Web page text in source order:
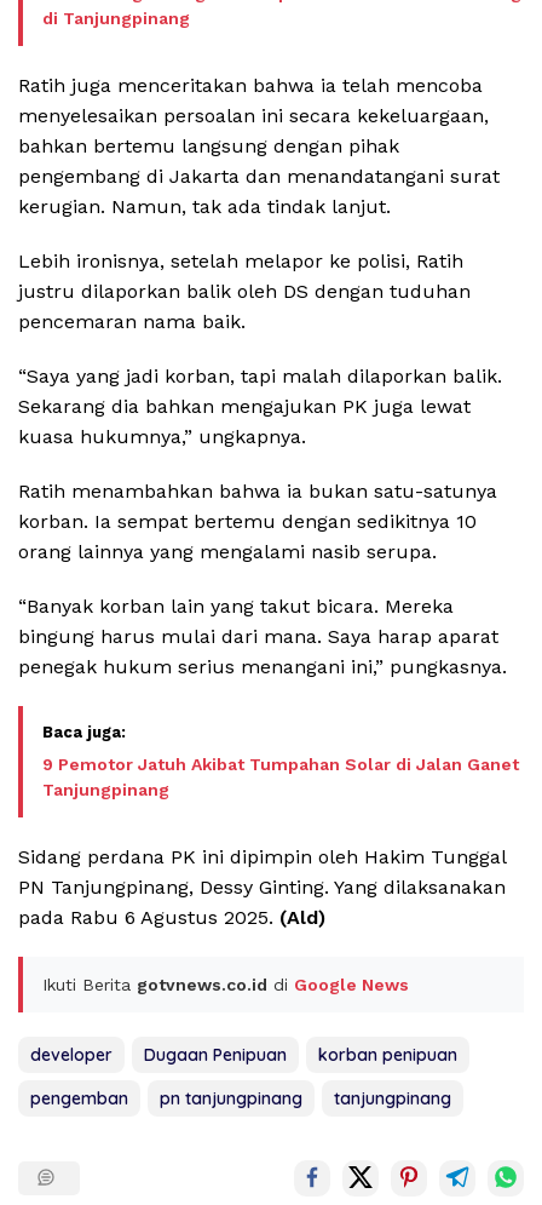
di Tanjungpinang
Ratih juga menceritakan bahwa ia telah mencoba
menyelesaikan persoalan ini secara kekeluargaan,
bahkan bertemu langsung dengan pihak
pengembang di Jakarta dan menandatangani surat
kerugian. Namun, tak ada tindak lanjut.
Lebih ironisnya, setelah melapor ke polisi, Ratih
justru dilaporkan balik oleh DS dengan tuduhan
pencemaran nama baik.
“Saya yang jadi korban, tapi malah dilaporkan balik.
Sekarang dia bahkan mengajukan PK juga lewat
kuasa hukumnya,” ungkapnya.
Ratih menambahkan bahwa ia bukan satu-satunya
korban. Ia sempat bertemu dengan sedikitnya 10
orang lainnya yang mengalami nasib serupa.
“Banyak korban lain yang takut bicara. Mereka
bingung harus mulai dari mana. Saya harap aparat
penegak hukum serius menangani ini,” pungkasnya.
9 Pemotor Jatuh Akibat Tumpahan Solar di Jalan Ganet
Tanjungpinang
Sidang perdana PK ini dipimpin oleh Hakim Tunggal
PN Tanjungpinang, Dessy Ginting. Yang dilaksanakan
pada Rabu 6 Agustus 2025. (Ald)
Ikuti Berita gotvnews.co.id di Google News
developer Dugaan Penipuan
korban penipuan
pengemban
pn tanjungpinang tanjungpinang